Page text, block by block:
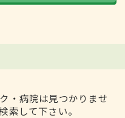
・病院は見つかりませ
索して下さい。